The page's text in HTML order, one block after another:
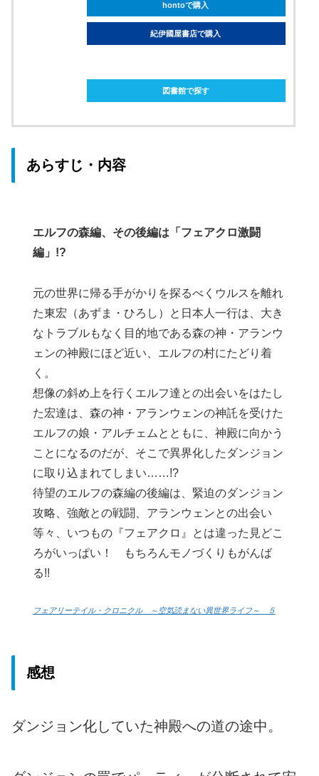
hontoで購入
紀伊國屋書店で購入
図書館で探す
あらすじ・内容
エルフの森編、その後編は「フェアクロ激闘
編」!?
元の世界に帰る手がかりを探るべくウルスを離れ
た東宏（あずま・ひろし）と日本人一行は、大き
なトラブルもなく目的地である森の神・アランウ
ェンの神殿にほど近い、エルフの村にたどり着
く。
想像の斜め上を行くエルフ達との出会いをはたし
た宏達は、森の神・アランウェンの神託を受けた
エルフの娘・アルチェムとともに、神殿に向かう
ことになるのだが、そこで異界化したダンジョン
に取り込まれてしまい……!?
待望のエルフの森編の後編は、緊迫のダンジョン
攻略、強敵との戦闘、アランウェンとの出会い
等々、いつもの『フェアクロ』とは違った見どこ
ろがいっぱい！ もちろんモノづくりもがんば
る!!
フェアリーテイル・クロニクル ～空気読まない異世界ライフ～ ５
感想
ダンジョン化していた神殿への道の途中。